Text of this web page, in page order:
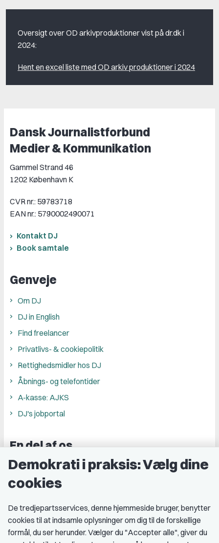
Oversigt over OD arkivproduktioner vist på dr.dk i
2024:
Hent en excel liste med OD arkiv produktioner i 2024
Dansk Journalistforbund
Medier & Kommunikation
Gammel Strand 46
1202 København K
CVR nr.: 59783718
EAN nr.: 5790002490071
Kontakt DJ
Book samtale
Genveje
Om DJ
DJ in English
Find freelancer
Privatlivs- & cookiepolitik
Rettighedsmidler hos DJ
Åbnings- og telefontider
A-kasse: AJKS
DJ's jobportal
En del af os
Grupper og kredse
Studenterorganisationer
Medlemskab
Demokrati i praksis: Vælg dine
cookies
De tredjepartsservices, denne hjemmeside bruger, benytter
cookies til at indsamle oplysninger om dig til de forskellige
formål, du ser herunder. Vælger du "Accepter alle", giver du